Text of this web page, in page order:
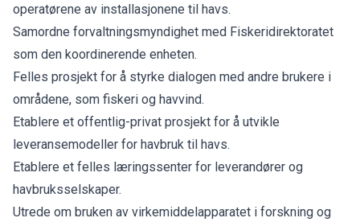
operatørene av installasjonene til havs.
Samordne forvaltningsmyndighet med Fiskeridirektoratet
som den koordinerende enheten.
Felles prosjekt for å styrke dialogen med andre brukere i
områdene, som fiskeri og havvind.
Etablere et offentlig-privat prosjekt for å utvikle
leveransemodeller for havbruk til havs.
Etablere et felles læringssenter for leverandører og
havbruksselskaper.
Utrede om bruken av virkemiddelapparatet i forskning og